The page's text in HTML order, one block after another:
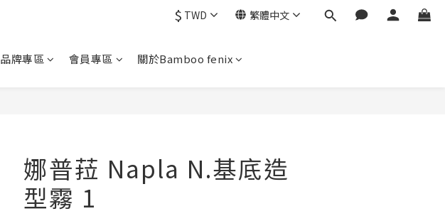
$ TWD 繁體中文
品牌專區 會員專區 關於Bamboo fenix
娜普菈 Napla N.基底造
型霧 1